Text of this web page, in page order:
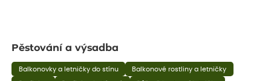
Pěstování a výsadba
Balkonovky a letničky do stínu Balkonové rostliny a letničky